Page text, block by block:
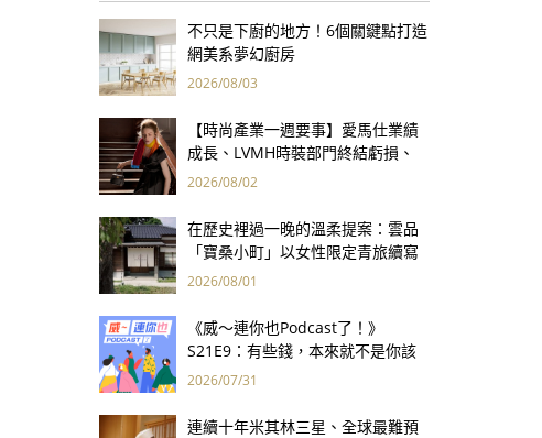
不只是下廚的地方！6個關鍵點打造
網美系夢幻廚房
2026/08/03
【時尚產業一週要事】愛馬仕業績
成長、LVMH時裝部門終結虧損、
Kering轉型策略初現成效、Prada
2026/08/02
在歷史裡過一晚的溫柔提案：雲品
「寶桑小町」以女性限定青旅續寫
台東老屋記憶
2026/08/01
《威～連你也Podcast了！》
S21E9：有些錢，本來就不是你該
賺的——讀《一個投機者的告白》
2026/07/31
連續十年米其林三星、全球最難預